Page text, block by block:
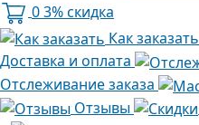
03% скидка
Как заказать
Доставка и оплата
Отслеживание заказа
Отзывы